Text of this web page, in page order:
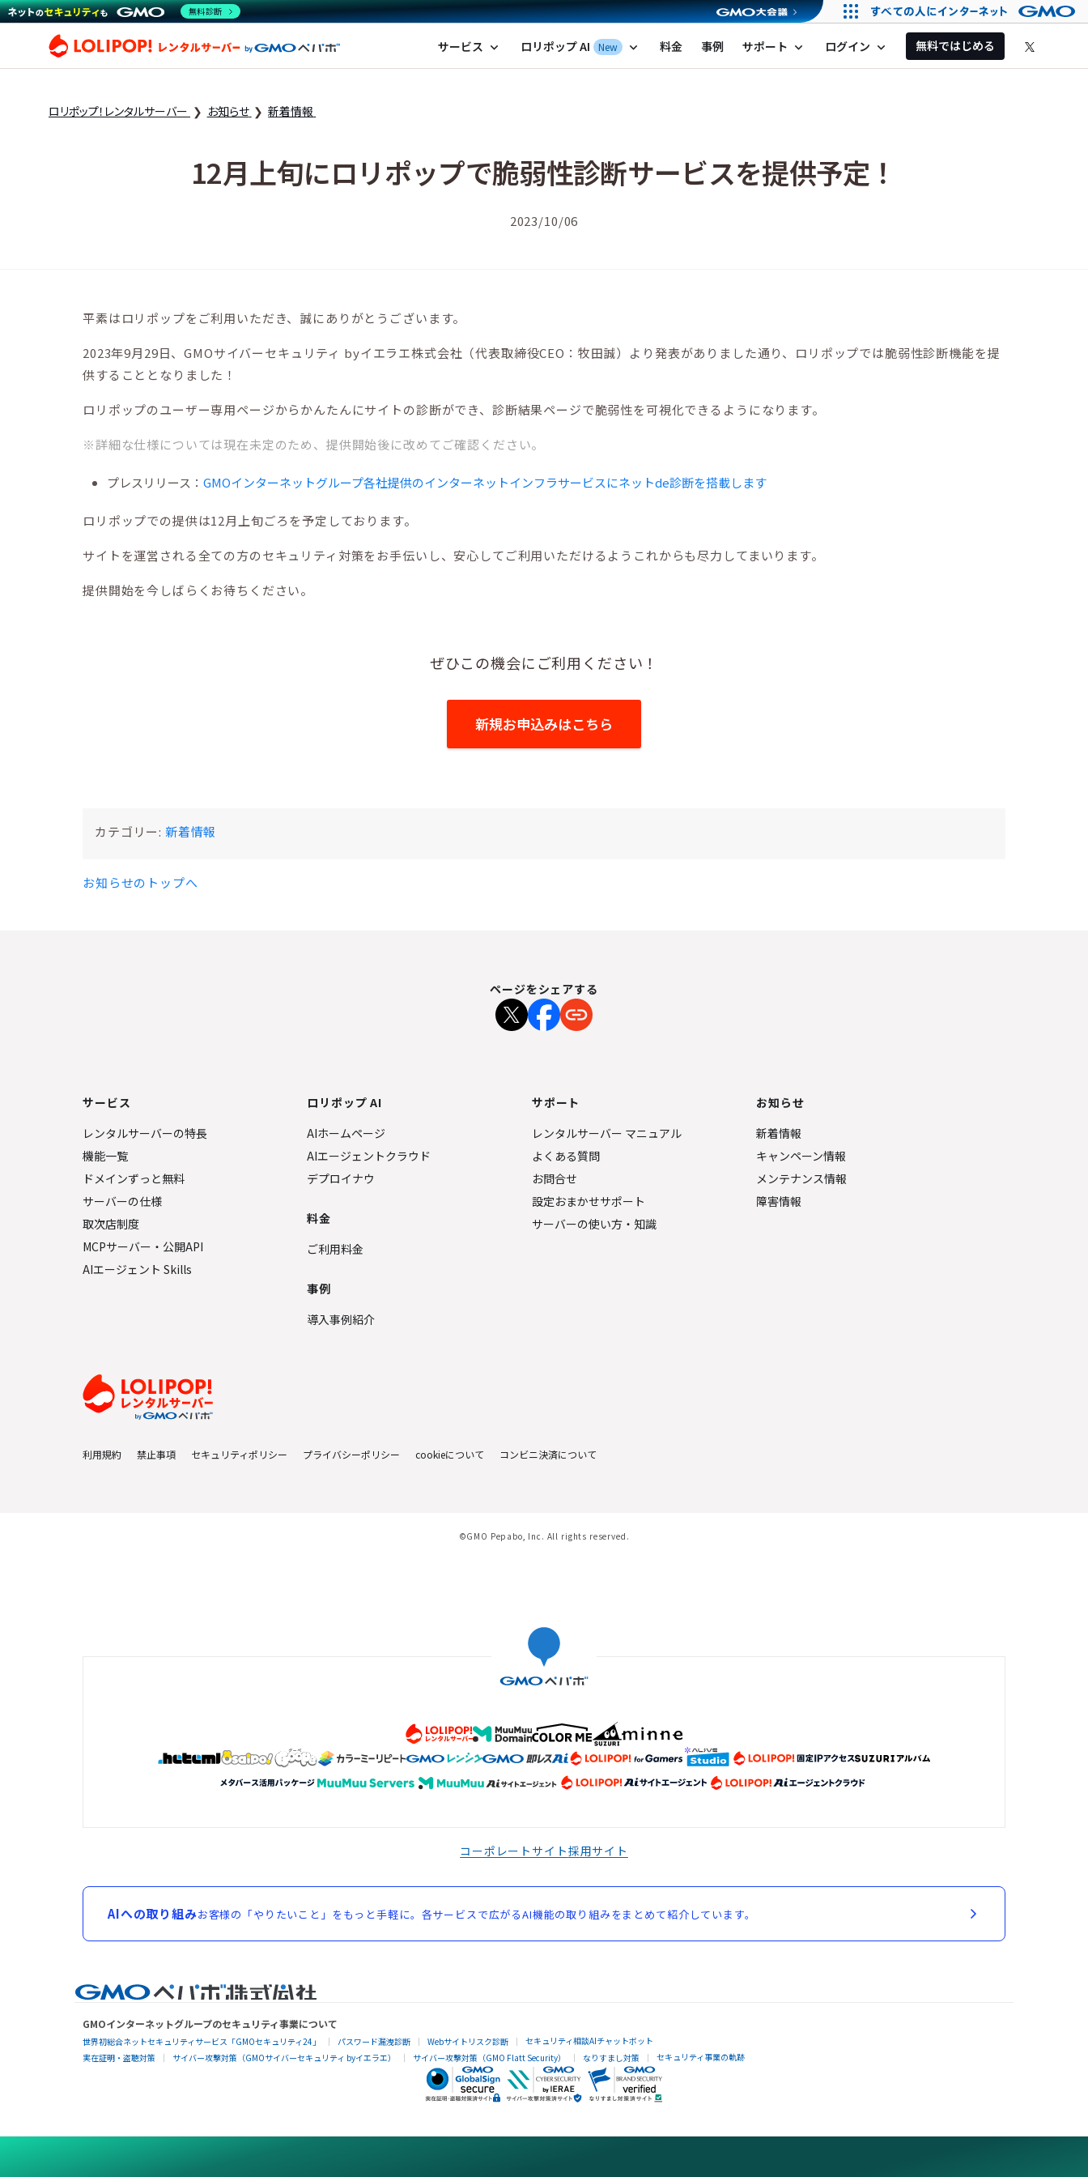
ロリポップ！レンタルサーバー by GMOペパボ
サービス expand_more ロリポップ AI New expand_more 料金 事例 サポート expand_more ログイン expand_more 無料ではじめる
ロリポップ！レンタルサーバー お知らせ 新着情報
12月上旬にロリポップで脆弱性診断サービスを提供予定！
2023/10/06
平素はロリポップをご利用いただき、誠にありがとうございます。
2023年9月29日、GMOサイバーセキュリティ byイエラエ株式会社（代表取締役CEO：牧田誠）より発表がありました通り、ロリポップでは脆弱性診断機能を提
供することとなりました！
ロリポップのユーザー専用ページからかんたんにサイトの診断ができ、診断結果ページで脆弱性を可視化できるようになります。
※詳細な仕様については現在未定のため、提供開始後に改めてご確認ください。
プレスリリース： GMOインターネットグループ各社提供のインターネットインフラサービスにネットde診断を搭載します
ロリポップでの提供は12月上旬ごろを予定しております。
サイトを運営される全ての方のセキュリティ対策をお手伝いし、安心してご利用いただけるようこれからも尽力してまいります。
提供開始を今しばらくお待ちください。
ぜひこの機会にご利用ください！
新規お申込みはこちら
カテゴリー: 新着情報
お知らせのトップへ
ページをシェアする
サービス
レンタルサーバーの特長
機能一覧
ドメインずっと無料
サーバーの仕様
取次店制度
MCPサーバー・公開API
AIエージェント Skills
ロリポップ AI
AIホームページ
AIエージェントクラウド
デプロイナウ
料金
ご利用料金
事例
導入事例紹介
サポート
レンタルサーバー マニュアル
よくある質問
お問合せ
設定おまかせサポート
サーバーの使い方・知識
お知らせ
新着情報
キャンペーン情報
メンテナンス情報
障害情報
利用規約 禁止事項 セキュリティポリシー プライバシーポリシー cookieについて コンビニ決済について
©GMO Pepabo, Inc. All rights reserved.
コーポレートサイト採用サイト
AIへの取り組みお客様の「やりたいこと」をもっと手軽に。各サービスで広がるAI機能の取り組みをまとめて紹介しています。
GMOインターネットグループのセキュリティ事業について
世界初総合ネットセキュリティサービス「GMOセキュリティ24」 パスワード漏洩診断 Webサイトリスク診断
セキュリティ相談AIチャットボット
実在証明・盗聴対策
サイバー攻撃対策（GMOサイバーセキュリティ byイエラエ） サイバー攻撃対策（GMO Flatt Security） なりすまし対策 セキュリティ事業の軌跡
無料診断